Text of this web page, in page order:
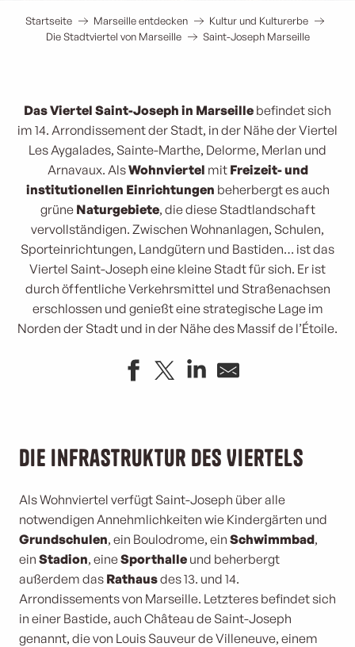
Startseite Marseille entdecken
Kultur und Kulturerbe
Die Stadtviertel von Marseille
Saint-Joseph Marseille
Das Viertel Saint-Joseph in Marseille befindet sich
im 14. Arrondissement der Stadt, in der Nähe der Viertel
Les Aygalades, Sainte-Marthe, Delorme, Merlan und
Arnavaux. AlsWohnviertel mit Freizeit- und
institutionellen Einrichtungen beherbergt es auch
grüne Naturgebiete, die diese Stadtlandschaft
vervollständigen. Zwischen Wohnanlagen, Schulen,
Sporteinrichtungen, Landgütern und Bastiden… ist das
Viertel Saint-Joseph eine kleine Stadt für sich. Er ist
durch öffentliche Verkehrsmittel und Straßenachsen
erschlossen und genießt eine strategische Lage im
Norden der Stadt und in der Nähe des Massif de l’Étoile.
Die Infrastruktur des Viertels
Als Wohnviertel verfügt Saint-Joseph über alle
notwendigen Annehmlichkeiten wie Kindergärten und
Grundschulen, ein Boulodrome, ein Schwimmbad,
ein Stadion, eineSporthalle und beherbergt
außerdem das Rathausdes 13. und 14.
Arrondissements von Marseille. Letzteres befindet sich
in einer Bastide, auch Château de Saint-Joseph
genannt, die von Louis Sauveur de Villeneuve, einem